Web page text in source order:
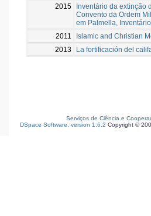
2015
Inventário da extinção
Convento da Ordem
em Palmella,
2011
Islamic and Christian
2013
La fortificación del
Serviços de Ciência e
DSpace Software, version 1.6.2 Copyright ©